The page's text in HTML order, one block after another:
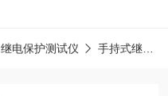
继电保护测试仪 手持式继电保护测试仪